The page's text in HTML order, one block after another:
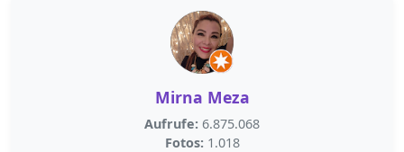
Mirna Meza
Aufrufe: 6.875.068
Fotos: 1.018